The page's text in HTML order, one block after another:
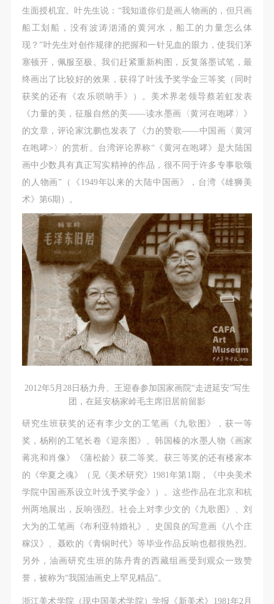
生面授机宜。叶先生说：“我知道你们是画人物画的，但只画
船工划船，没有波涛汹涌的黄河水，船工的力量怎么体
现？”叶先生对创作规律的把握和一针见血的眼力，使我们茅
塞顿开，佩服至极。我们赶紧重新构图，反复落墨试笔，最
终画出了比较好的效果，获得了叶浅予奖学金三等奖（同时
获奖的还有《农乐唢呐手》）。美术界老领导蔡若虹发表
《力量的美，征服自然的美——读水墨画〈黄河在咆哮〉》
的文章，评论家沈鹏也发表了《力的赞歌——中国画〈黄河
在咆哮>〉的赏析。台湾评论界称“《黄河在咆哮》是大陆国
画中少数具有真正写实精神的作品，很不同于许多专事歌颂
的人物画”（《1949年以来的大陆中国画》，台湾《雄狮美
术》第6期）。
2012年5月28日杨力舟、王迎春参加国家画院“走进延安”写生
团，在延安杨家岭毛主席旧居前留影
研究生班获奖的还有李少文的工笔画《九歌图》，获一等
奖，杨刚的工笔长卷《迎亲图》、韩国榛的水墨人物《画家
蒋兆和肖像》《蒲松龄》获二等奖。获三等奖的还有楼家本
的《华夏之魂》（见《美术研究》1981年第1期，《中央美术
学院中国画系设立叶浅予奖学金》）。这些作品在北京和杭
州两地展出，反响强烈。社会上对李少文的《九歌图》、刘
大为的工笔画《布利亚特婚礼》、史国良的写意画《八个庄
稼汉》、聂欧的《青铜时代》等毕业作品反响也都很热烈。
另外，油画研究生班的陈丹青的西藏组画受到观众一致赞
誉，被称为“我国油画史上罕见精品”。
浙江美术学院（现中国美术学院）学报《新美术》1981年2月